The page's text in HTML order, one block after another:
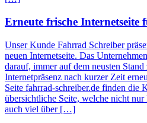
Erneute frische
Unser Kunde Fahrrad Schreiber
neuen Internetseite. Das
darauf, immer auf dem neusten
Internetpräsenz nach kurzer Zeit
Seite fahrrad-schreiber.de finden die
übersichtliche Seite, welche nicht nur
auch viel über […]